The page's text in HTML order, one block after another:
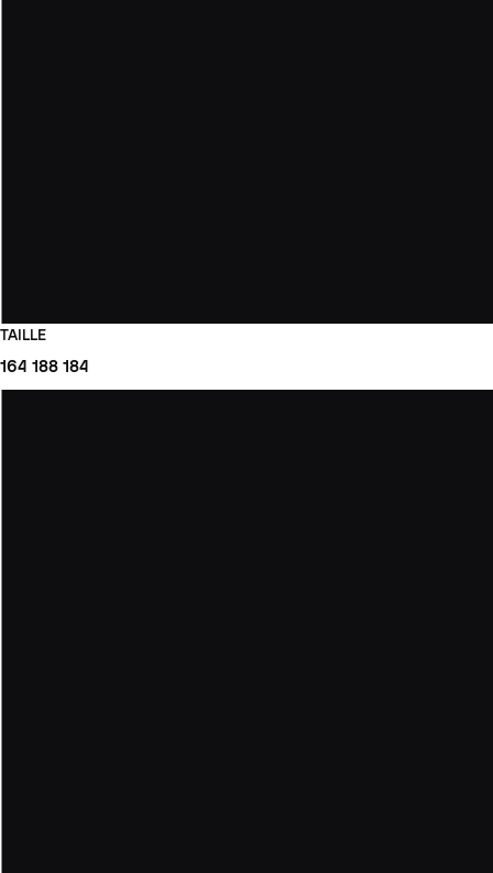
TAILLE
164 188 184